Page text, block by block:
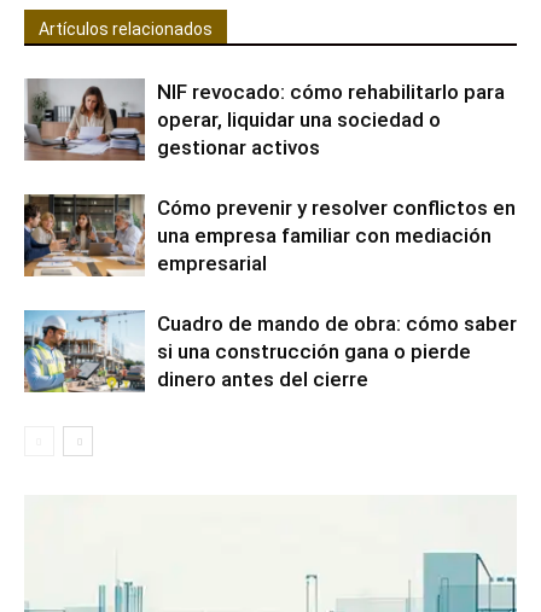
Artículos relacionados
NIF revocado: cómo rehabilitarlo para
operar, liquidar una sociedad o
gestionar activos
Cómo prevenir y resolver conflictos en
una empresa familiar con mediación
empresarial
Cuadro de mando de obra: cómo saber
si una construcción gana o pierde
dinero antes del cierre